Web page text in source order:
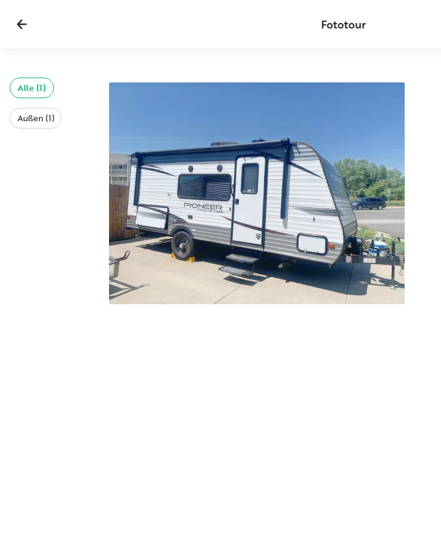
Fototour
Alle (1)
Außen (1)